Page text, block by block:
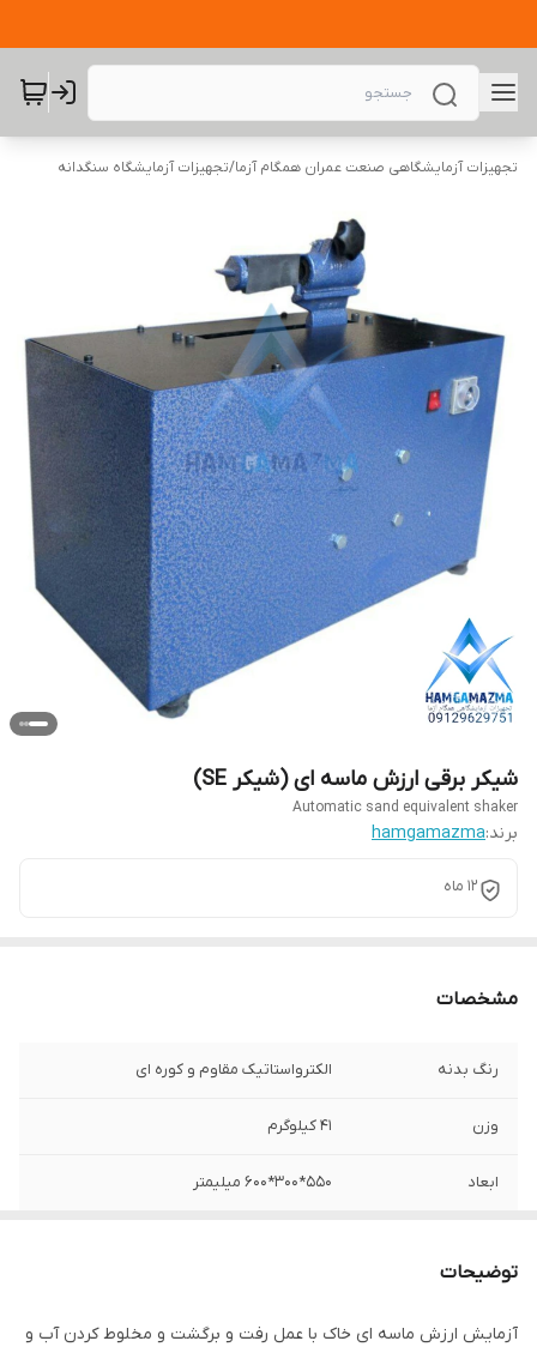
تجهیزات آزمایشگاهی صنعت عمران همگام آزما/تجهیزات آزمایشگاه سنگدانه
شیکر برقی ارزش ماسه ای (شیکر SE)
Automatic sand equivalent shaker
برند:hamgamazma
12 ماه
مشخصات
رنگ بدنه الکترواستاتیک مقاوم و کوره ای
وزن 41 کیلوگرم
ابعاد 550*300*600 میلیمتر
توضیحات
آزمایش ارزش ماسه ای خاک با عمل رفت و برگشت و مخلوط کردن آب و